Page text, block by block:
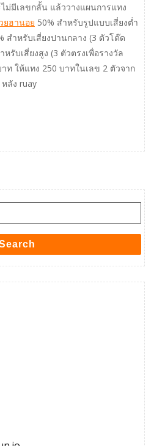
ม่มีเลขกลั้น แล้ววางแผนการแทง
ยฮานอย 50% สำหรับรูปแบบเสี่ยงต่ำ
สำหรับเสี่ยงปานกลาง (3 ตัวโต๊ด
หรับเสี่ยงสูง (3 ตัวตรงเพื่อรางวัล
ท ให้แทง 250 บาทในเลข 2 ตัวจาก
ลัง ruay